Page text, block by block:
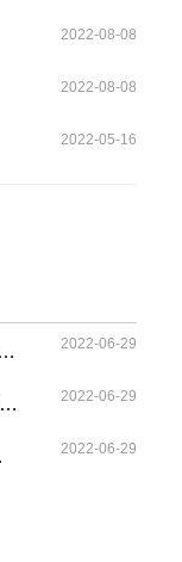
2022-08-08
2022-08-08
2022-05-16
2022-06-29
2022-06-29
2022-06-29